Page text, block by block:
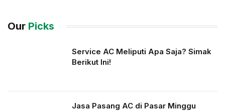
Our Picks
Service AC Meliputi Apa Saja? Simak
Berikut Ini!
Jasa Pasang AC di Pasar Minggu